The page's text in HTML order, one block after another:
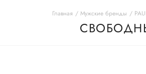
Главная Мужские бренды